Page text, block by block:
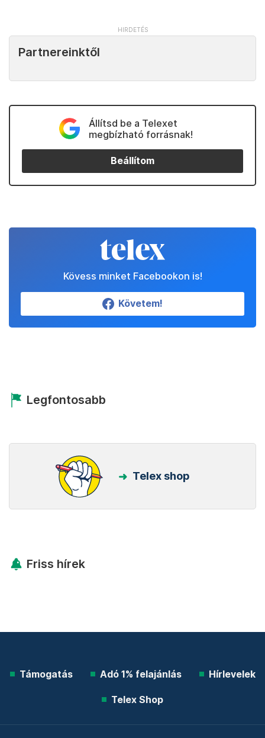
Partnereinktől
Állítsd be a Telexet
megbízható forrásnak!
Beállítom
Kövess minket Facebookon is!
Követem!
Legfontosabb
Telex shop
Friss hírek
Támogatás Adó 1% felajánlás Hírlevelek
Telex Shop